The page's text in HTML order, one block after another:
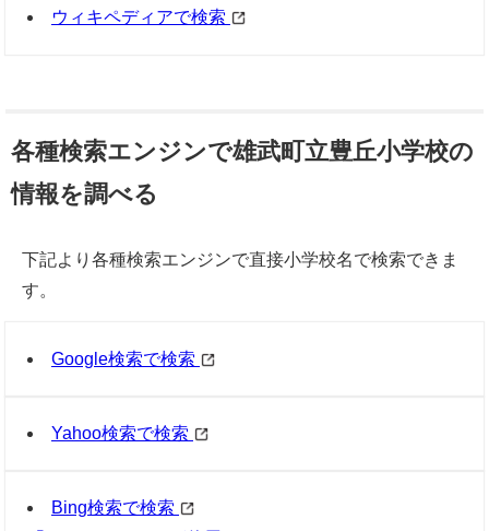
ウィキペディアで検索
各種検索エンジンで雄武町立豊丘小学校の
情報を調べる
下記より各種検索エンジンで直接小学校名で検索できま
す。
Google検索で検索
Yahoo検索で検索
Bing検索で検索